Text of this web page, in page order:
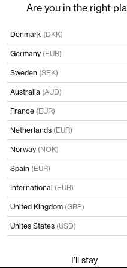
Are you in the right
Denmark (DKK)
Germany (EUR)
Sweden (SEK)
Australia (AUD)
France (EUR)
Netherlands (EUR)
Norway (NOK)
Spain (EUR)
International (EUR)
United Kingdom (GBP)
Unites States (USD)
I'll stay